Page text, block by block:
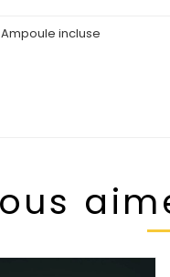
Ampoule incluse